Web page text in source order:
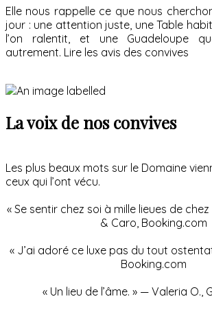
Elle nous rappelle ce que nous
jour : une attention juste, une Table
l’on ralentit, et une Guadeloupe
autrement. Lire les avis des convives
La voix de nos convives
Les plus beaux mots sur le Domaine
ceux qui l’ont vécu.
« Se sentir chez soi à mille lieues de
& Caro, Booking.com
« J’ai adoré ce luxe pas du tout
Booking.com
« Un lieu de l’âme. » — Valeria O.,